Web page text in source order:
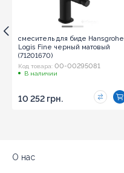
смеситель для биде Hansgrohe
Logis Fine черный матовый
(71201670)
Код товара: 00-00295081
В наличии
10 252 грн.
О нас